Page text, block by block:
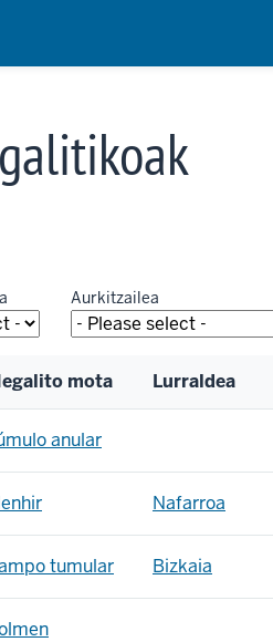
Aurkitzailea
mota Lurraldea
anular
Nafarroa
tumular Bizkaia